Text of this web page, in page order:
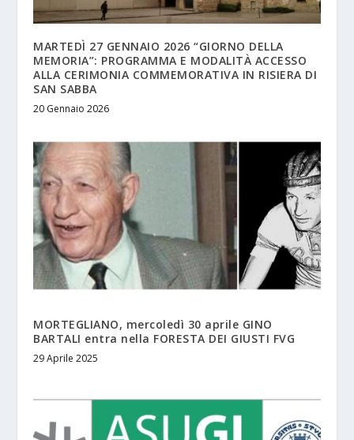
MARTEDÌ 27 GENNAIO 2026 “GIORNO DELLA
MEMORIA”: PROGRAMMA E MODALITÀ ACCESSO
ALLA CERIMONIA COMMEMORATIVA IN RISIERA DI
SAN SABBA
20 Gennaio 2026
MORTEGLIANO, mercoledì 30 aprile GINO
BARTALI entra nella FORESTA DEI GIUSTI FVG
29 Aprile 2025